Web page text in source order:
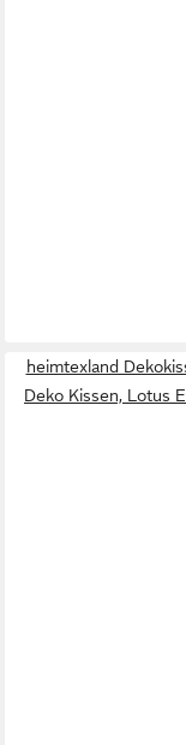
heimtexland
Deko Kissen, Lotus